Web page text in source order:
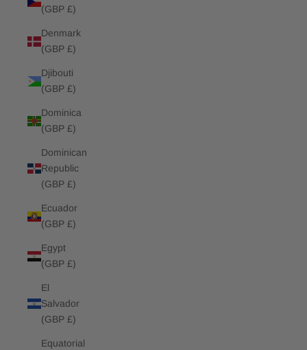
(GBP £)
Denmark
(GBP £)
Djibouti
(GBP £)
Dominica
(GBP £)
Dominican
Republic
(GBP £)
Ecuador
(GBP £)
Egypt
(GBP £)
El
Salvador
(GBP £)
Equatorial